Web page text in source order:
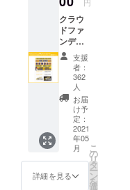
体名で「県
民・市民と
融合し、と
もに夢を実
現する」と
いう願いが
込められて
います。地
域のシンボ
ルとして親
しまれ、誇
りとなり、
レスに
お送り
しま
す。
クラウ
ドファ
ンディ
ング限
定 オ
リジナ
ルス
テッ
カー
「STAN
DIN'
SENDA
I」クラ
ブロゴ
＋サ
支援
者：
362
人
お届
け予
定：
2021
年05
月
詳細を見る
こ
の
リ
タ
ー
ン
を
選